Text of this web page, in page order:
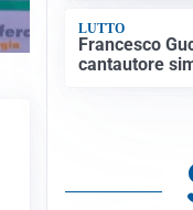
LUTTO
Francesco
cantautore